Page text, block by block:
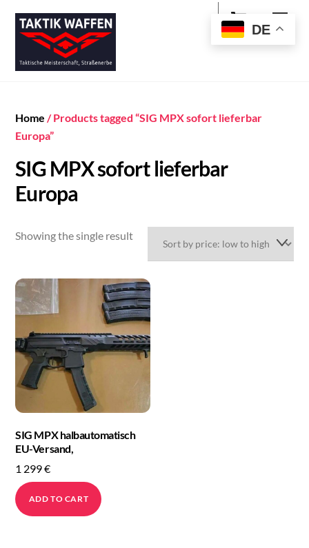
content
Cart
Home / Products tagged “SIG MPX sofort lieferbar
Europa”
SIG MPX sofort lieferbar
Europa
Showing the single result
SIG MPX halbautomatisch
EU-Versand,
1 299€
ADD TO CART
DE